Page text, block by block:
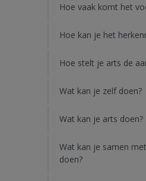
Hoe vaak komt het
Hoe kan je het
Hoe stelt je arts de
Wat kan je zelf doen?
Wat kan je arts doen?
Wat kan je samen
doen?